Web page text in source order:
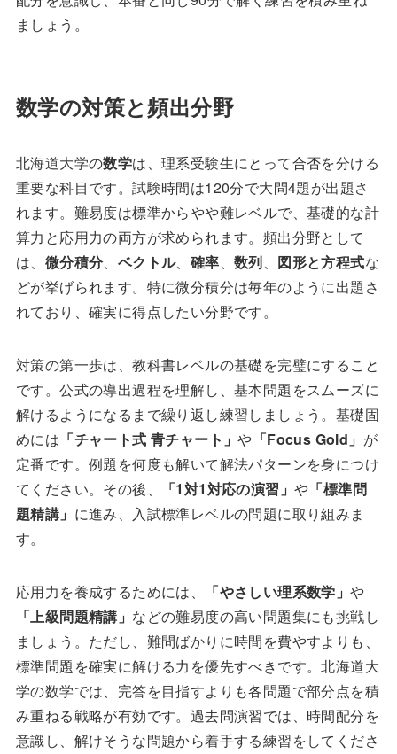
ましょう。
数学の対策と頻出分野
北海道大学の数学は、理系受験生にとって合否を分ける
重要な科目です。試験時間は120分で大問4題が出題さ
れます。難易度は標準からやや難レベルで、基礎的な計
算力と応用力の両方が求められます。頻出分野として
は、 微分積分、 ベクトル、 確率、 数列、 図形と方程式な
どが挙げられます。特に微分積分は毎年のように出題さ
れており、確実に得点したい分野です。
対策の第一歩は、教科書レベルの基礎を完璧にすること
です。公式の導出過程を理解し、基本問題をスムーズに
解けるようになるまで繰り返し練習しましょう。基礎固
めには 「チャート式 青チャート」や 「Focus Gold」 が
定番です。例題を何度も解いて解法パターンを身につけ
てください。その後、
「1対1対応の演習」 や 「標準問
題精講」 に進み、入試標準レベルの問題に取り組みま
す。
応用力を養成するためには、 「やさしい理系数学」や
「上級問題精講」 などの難易度の高い問題集にも挑戦し
ましょう。ただし、難問ばかりに時間を費やすよりも、
標準問題を確実に解ける力を優先すべきです。北海道大
学の数学では、完答を目指すよりも各問題で部分点を積
み重ねる戦略が有効です。過去問演習では、時間配分を
意識し、解けそうな問題から着手する練習をしてくださ